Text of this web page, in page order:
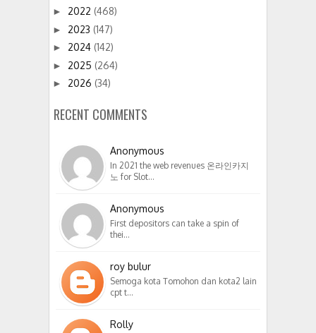
► 2022 (468)
► 2023 (147)
► 2024 (142)
► 2025 (264)
► 2026 (34)
RECENT COMMENTS
Anonymous
In 2021 the web revenues 온라인카지
노 for Slot…
Anonymous
First depositors can take a spin of
thei…
roy bulur
Semoga kota Tomohon dan kota2 lain
cpt t…
Rolly